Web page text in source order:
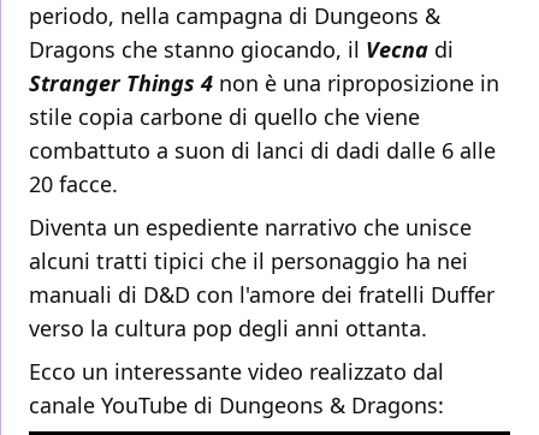
periodo, nella campagna di Dungeons &
Dragons che stanno giocando, il Vecna di
Stranger Things 4 non è una riproposizione in
stile copia carbone di quello che viene
combattuto a suon di lanci di dadi dalle 6 alle
20 facce.
Diventa un espediente narrativo che unisce
alcuni tratti tipici che il personaggio ha nei
manuali di D&D con l'amore dei fratelli Duffer
verso la cultura pop degli anni ottanta.
Ecco un interessante video realizzato dal
canale YouTube di Dungeons & Dragons: